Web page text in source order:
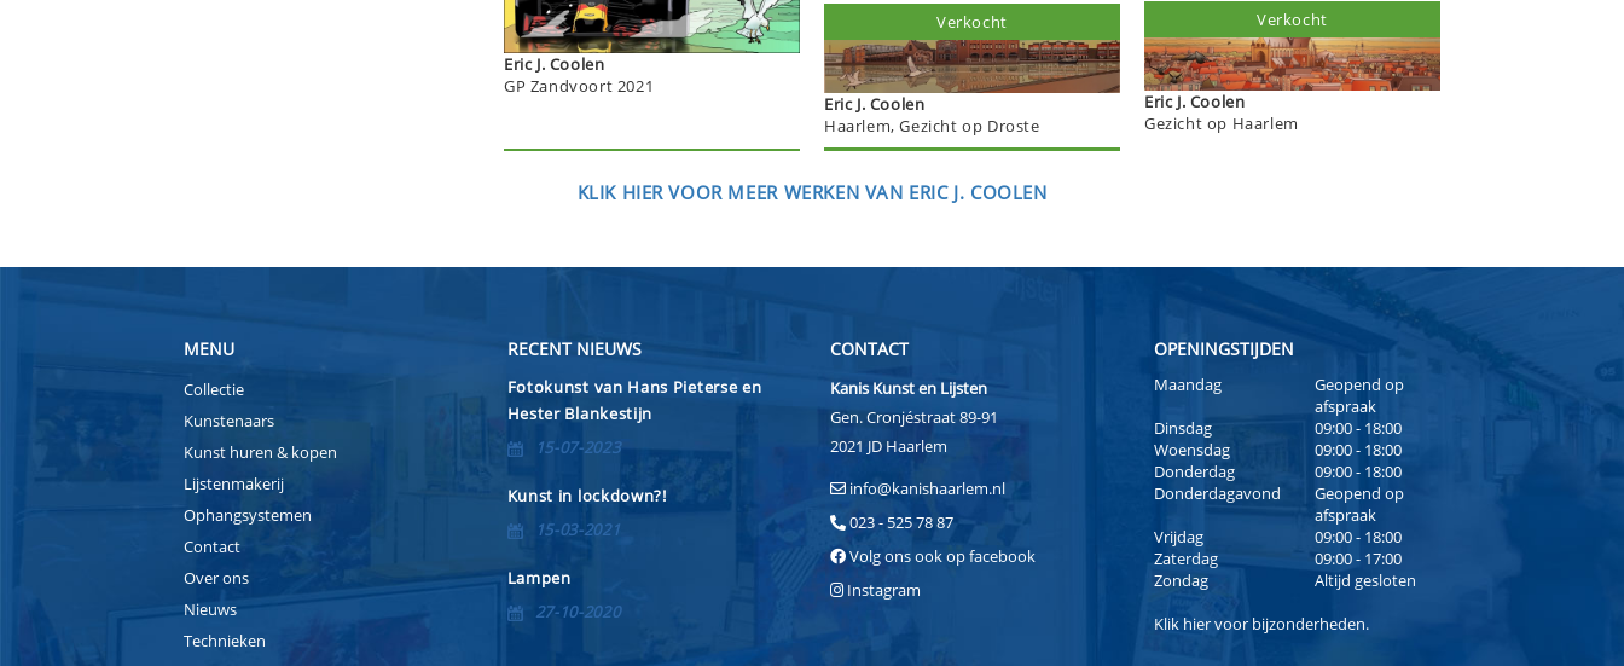
Eric J. Coolen
GP Zandvoort 2021
Eric J. Coolen
Haarlem, Gezicht op Droste
Verkocht
Eric J. Coolen
Gezicht op Haarlem
Verkocht
KLIK HIER VOOR MEER WERKEN VAN ERIC J. COOLEN
MENU
Collectie
Kunstenaars
Kunst huren & kopen
Lijstenmakerij
Ophangsystemen
Contact
Over ons
Nieuws
Technieken
RECENT NIEUWS
Fotokunst van Hans Pieterse en
Hester Blankestijn
15-07-2023
Kunst in lockdown?!
15-03-2021
Lampen
27-10-2020
CONTACT
Kanis Kunst en Lijsten
Gen. Cronjéstraat 89-91
2021 JD Haarlem
info@kanishaarlem.nl
023 - 525 78 87
Volg ons ook op facebook
Instagram
OPENINGSTIJDEN
Maandag
Geopend op
afspraak
Dinsdag
09:00 - 18:00
Woensdag
09:00 - 18:00
Donderdag
09:00 - 18:00
Donderdagavond
Geopend op
afspraak
Vrijdag
09:00 - 18:00
Zaterdag
09:00 - 17:00
Zondag
Altijd gesloten
Klik hiervoor bijzonderheden.